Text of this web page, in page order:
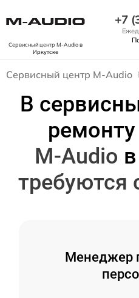
Сервисный центр M-Audioв
Иркутске
+7
Сервисный центр M-Audio
В
M-Audio
требуются
Менеджер